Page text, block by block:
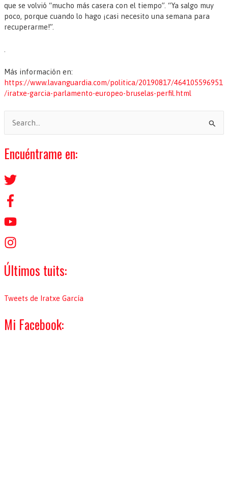
que se volvió “mucho más casera con el tiempo”. “Ya salgo muy
poco, porque cuando lo hago ¡casi necesito una semana para
recuperarme!”.
Más información en:
https://www.lavanguardia.com/politica/20190817/464105596951
/iratxe-garcia-parlamento-europeo-bruselas-perfil.html
s
c
a
o
r
Encuéntrame en:
Últimos tuits:
Tweets de Iratxe García
Mi Facebook: